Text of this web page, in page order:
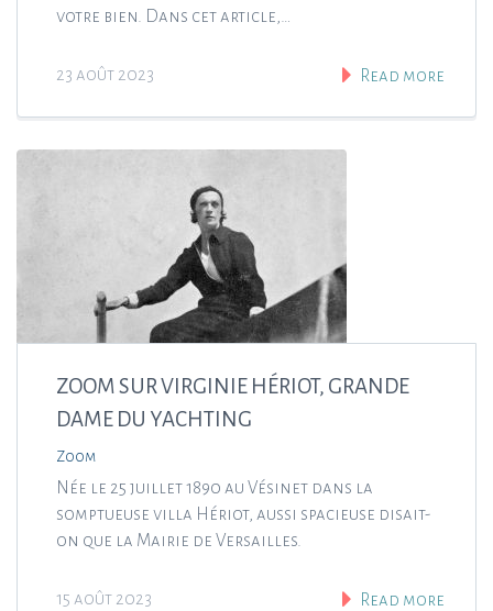
votre bien. Dans cet article,…
23 août 2023 Read more
ZOOM SUR VIRGINIE HÉRIOT, GRANDE
DAME DU YACHTING
Zoom
Née le 25 juillet 1890 au Vésinet dans la
somptueuse villa Hériot, aussi spacieuse disait-
on que la Mairie de Versailles.
15 août 2023 Read more